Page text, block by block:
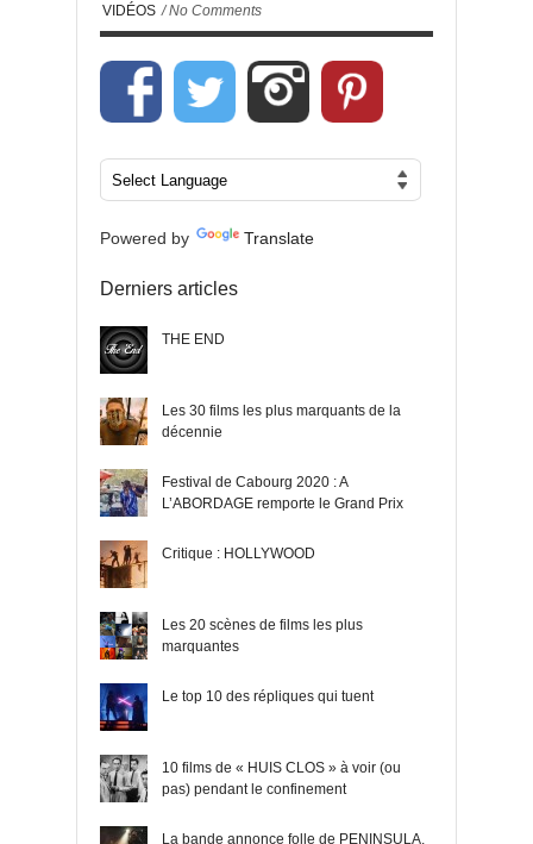
VIDÉOS / No Comments
Powered by Translate
Derniers articles
THE END
Les 30 films les plus marquants de la
décennie
Festival de Cabourg 2020 : A
L’ABORDAGE remporte le Grand Prix
Critique : HOLLYWOOD
Les 20 scènes de films les plus
marquantes
Le top 10 des répliques qui tuent
10 films de « HUIS CLOS » à voir (ou
pas) pendant le confinement
La bande annonce folle de PENINSULA,